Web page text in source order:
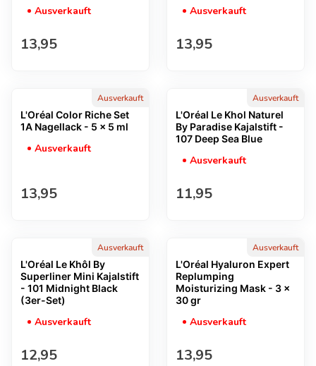
Ausverkauft
Regulärer Preis
13,95
Ausverkauft
Regulärer Preis
13,95
Ausverkauft
L'Oréal Color Riche Set
1A Nagellack - 5 x 5 ml
Ausverkauft
Regulärer Preis
13,95
Ausverkauft
L'Oréal Le Khol Naturel
By Paradise Kajalstift -
107 Deep Sea Blue
Ausverkauft
Regulärer Preis
11,95
Ausverkauft
L'Oréal Le Khôl By
Superliner Mini Kajalstift
- 101 Midnight Black
(3er-Set)
Ausverkauft
Regulärer Preis
12,95
Ausverkauft
L'Oréal Hyaluron Expert
Replumping
Moisturizing Mask - 3 x
30 gr
Ausverkauft
Regulärer Preis
13,95